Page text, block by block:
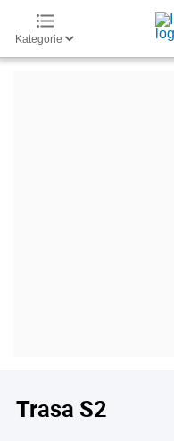
Kategorie
Trasa S2